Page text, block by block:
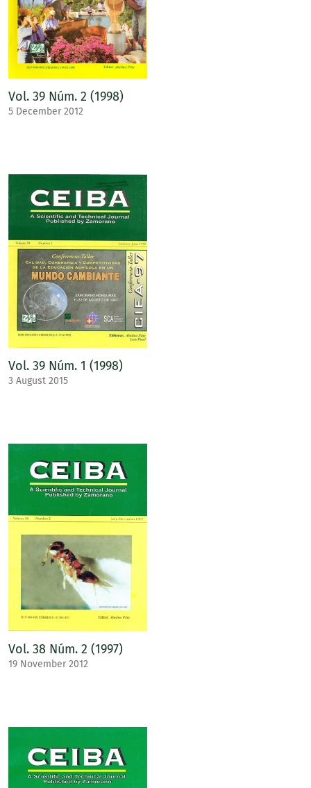
Vol. 39 Núm. 2 (1998)
5 December 2012
Vol. 39 Núm. 1 (1998)
3 August 2015
Vol. 38 Núm. 2 (1997)
19 November 2012